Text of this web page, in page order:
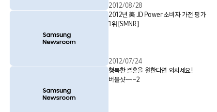
2012/08/28
2012년 美 JD Power 소비자 가전 평가
1위 [SMNR]
2012/07/24
행복한 결혼을 원한다면 외치세요!
버블샷~~~2